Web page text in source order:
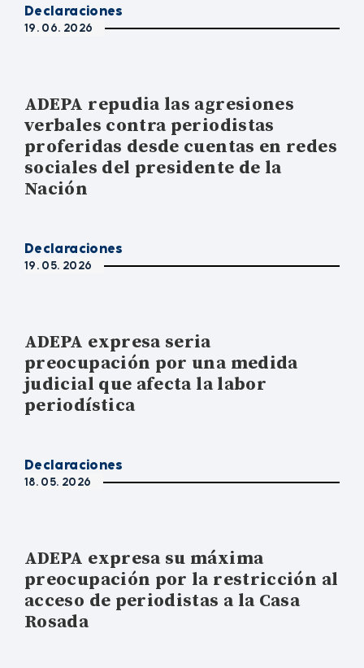
Declaraciones
19. 06. 2026
ADEPA repudia las agresiones
verbales contra periodistas
proferidas desde cuentas en redes
sociales del presidente de la
Nación
Declaraciones
19. 05. 2026
ADEPA expresa seria
preocupación por una medida
judicial que afecta la labor
periodística
Declaraciones
18. 05. 2026
ADEPA expresa su máxima
preocupación por la restricción al
acceso de periodistas a la Casa
Rosada